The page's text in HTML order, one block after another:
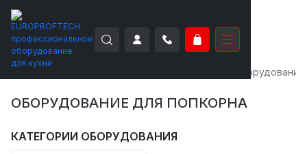
EUROPROFTECH
ОБОРУДОВАНИЕ ДЛЯ ПОПКОРНА
КАТЕГОРИИ ОБОРУДОВАНИЯ